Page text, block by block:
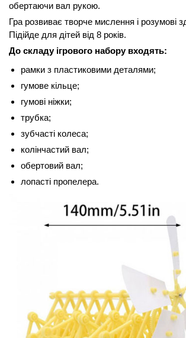
обертаючи вал рукою.
Гра розвиває творче мислення і розумові
Підійде для дітей від 8 років.
До складу ігрового набору входять:
рамки з пластиковими деталями;
гумове кільце;
гумові ніжки;
трубка;
зубчасті колеса;
колінчастий вал;
обертовий вал;
лопасті пропелера.